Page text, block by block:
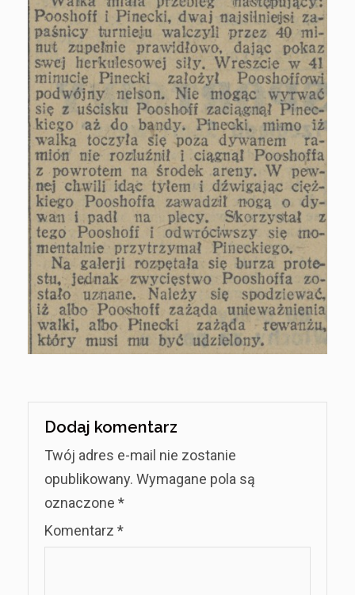
Dodaj komentarz
Twój adres e-mail nie zostanie
opublikowany. Wymagane pola są
oznaczone *
Komentarz *